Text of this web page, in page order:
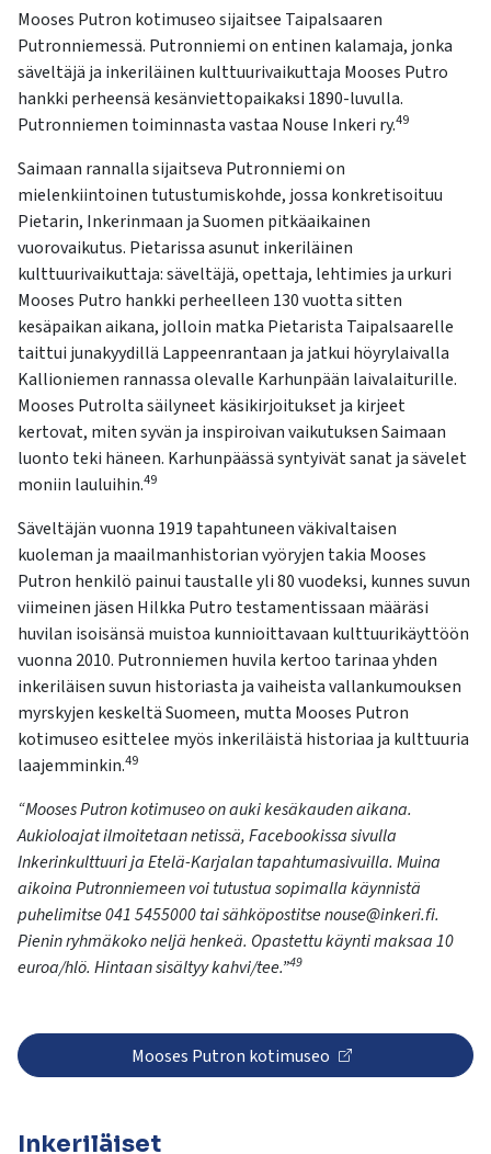
Mooses Putron kotimuseo sijaitsee Taipalsaaren
Putronniemessä. Putronniemi on entinen kalamaja, jonka
säveltäjä ja inkeriläinen kulttuurivaikuttaja Mooses Putro
hankki perheensä kesänviettopaikaksi 1890-luvulla.
Putronniemen toiminnasta vastaa Nouse Inkeri ry.49
Saimaan rannalla sijaitseva Putronniemi on
mielenkiintoinen tutustumiskohde, jossa konkretisoituu
Pietarin, Inkerinmaan ja Suomen pitkäaikainen
vuorovaikutus. Pietarissa asunut inkeriläinen
kulttuurivaikuttaja: säveltäjä, opettaja, lehtimies ja urkuri
Mooses Putro hankki perheelleen 130 vuotta sitten
kesäpaikan aikana, jolloin matka Pietarista Taipalsaarelle
taittui junakyydillä Lappeenrantaan ja jatkui höyrylaivalla
Kallioniemen rannassa olevalle Karhunpään laivalaiturille.
Mooses Putrolta säilyneet käsikirjoitukset ja kirjeet
kertovat, miten syvän ja inspiroivan vaikutuksen Saimaan
luonto teki häneen. Karhunpäässä syntyivät sanat ja sävelet
moniin lauluihin.49
Säveltäjän vuonna 1919 tapahtuneen väkivaltaisen
kuoleman ja maailmanhistorian vyöryjen takia Mooses
Putron henkilö painui taustalle yli 80 vuodeksi, kunnes suvun
viimeinen jäsen Hilkka Putro testamentissaan määräsi
huvilan isoisänsä muistoa kunnioittavaan kulttuurikäyttöön
vuonna 2010. Putronniemen huvila kertoo tarinaa yhden
inkeriläisen suvun historiasta ja vaiheista vallankumouksen
myrskyjen keskeltä Suomeen, mutta Mooses Putron
kotimuseo esittelee myös inkeriläistä historiaa ja kulttuuria
laajemminkin.49
“Mooses Putron kotimuseo on auki kesäkauden aikana.
Aukioloajat ilmoitetaan netissä, Facebookissa sivulla
Inkerinkulttuuri ja Etelä-Karjalan tapahtumasivuilla. Muina
aikoina Putronniemeen voi tutustua sopimalla käynnistä
puhelimitse 041 5455000 tai sähköpostitse nouse@inkeri.fi.
Pienin ryhmäkoko neljä henkeä. Opastettu käynti maksaa 10
euroa/hlö. Hintaan sisältyy kahvi/tee.”49
Mooses Putron kotimuseo
Inkeriläiset